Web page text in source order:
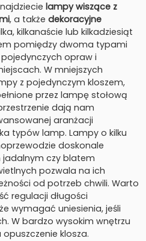
lampy wiszące z
, a także dekoracyjne
kilkanaście lub kilkadziesiąt
pomiędzy dwoma typami
opraw i
W mniejszych
z pojedynczym kloszem,
przez lampę stołową
dają nam
aranżacji
typów lamp. Lampy o kilku
doskonale
jadalnym czy blatem
pozwala na ich
od potrzeb chwili. Warto
regulacji długości
wymagać uniesienia, jeśli
W bardzo wysokim wnętrzu
klosza.